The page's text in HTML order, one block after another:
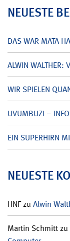
NEUESTE
DAS WAR MATA
ALWIN WALTHER:
WIR SPIELEN
UVUMBUZI –
EIN SUPERHIRN
NEUESTE
HNFzu Alwin
Martin Schmittzu